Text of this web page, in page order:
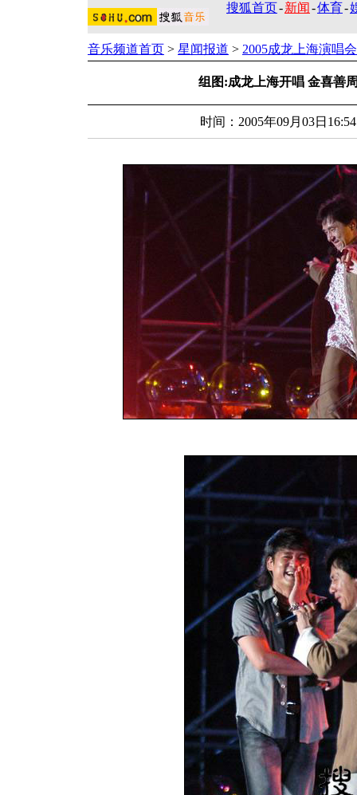
搜狐首页-新闻 -体育-
音乐频道首页 > 星闻报道 > 2005成龙上海演唱会
组图:成龙上海开唱 金喜善
时间：2005年09月03日